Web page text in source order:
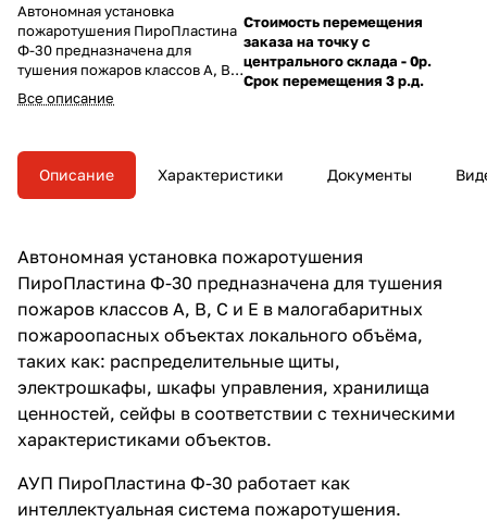
Автономная установка
пожаротушения ПироПластина
Ф-30 предназначена для
тушения пожаров классов А, В,
С и Е в малогабаритных
пожароопасных объектах
распределительные щиты,
электрошкафы, шкафы
управления, хранилища
Все описание
Стоимость перемещения
заказа на точку с
центрального склада - 0р.
Срок перемещения 3 р.д.
Описание Характеристики Документы
Автономная установка пожаротушения
ПироПластина Ф-30 предназначена для тушения
пожаров классов А, В, С и Е в малогабаритных
пожароопасных объектах локального объёма,
таких как: распределительные щиты,
электрошкафы, шкафы управления, хранилища
ценностей, сейфы в соответствии с техническими
характеристиками объектов.
АУП ПироПластина Ф-30 работает как
интеллектуальная система пожаротушения.